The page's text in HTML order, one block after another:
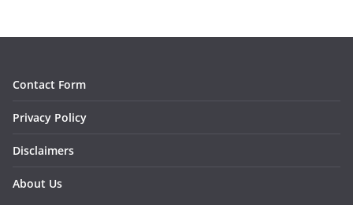
Contact Form
Privacy Policy
Disclaimers
About Us